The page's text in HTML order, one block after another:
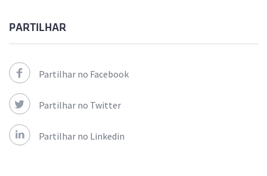
PARTILHAR
Partilhar no Facebook
Partilhar no Twitter
Partilhar no Linkedin